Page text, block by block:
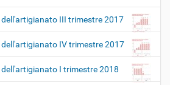
III trimestre 2017
IV trimestre 2017
I trimestre 2018